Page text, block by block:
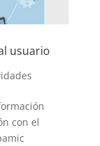
usuario
con el